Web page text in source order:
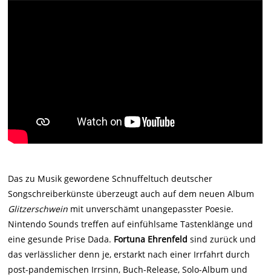
Das zu Musik gewordene Schnuffeltuch deutscher
Songschreiberkünste überzeugt auch auf dem neuen Album
Glitzerschwein mit unverschämt unangepasster Poesie.
Nintendo Sounds treffen auf einfühlsame Tastenklänge und
eine gesunde Prise Dada. Fortuna Ehrenfeld sind zurück und
das verlässlicher denn je, erstarkt nach einer Irrfahrt durch
post-pandemischen Irrsinn, Buch-Release, Solo-Album und